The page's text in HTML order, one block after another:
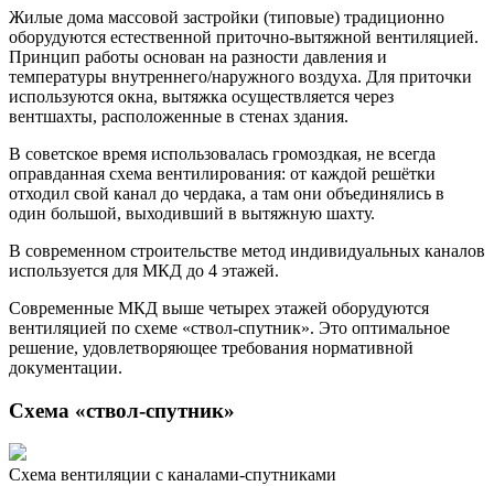
Жилые дома массовой застройки (типовые) традиционно
оборудуются естественной приточно-вытяжной вентиляцией.
Принцип работы основан на разности давления и
температуры внутреннего/наружного воздуха. Для приточки
используются окна, вытяжка осуществляется через
вентшахты, расположенные в стенах здания.
В советское время использовалась громоздкая, не всегда
оправданная схема вентилирования: от каждой решётки
отходил свой канал до чердака, а там они объединялись в
один большой, выходивший в вытяжную шахту.
В современном строительстве метод индивидуальных каналов
используется для МКД до 4 этажей.
Современные МКД выше четырех этажей оборудуются
вентиляцией по схеме «ствол-спутник». Это оптимальное
решение, удовлетворяющее требования нормативной
документации.
Схема «ствол-спутник»
Схема вентиляции с каналами-спутниками